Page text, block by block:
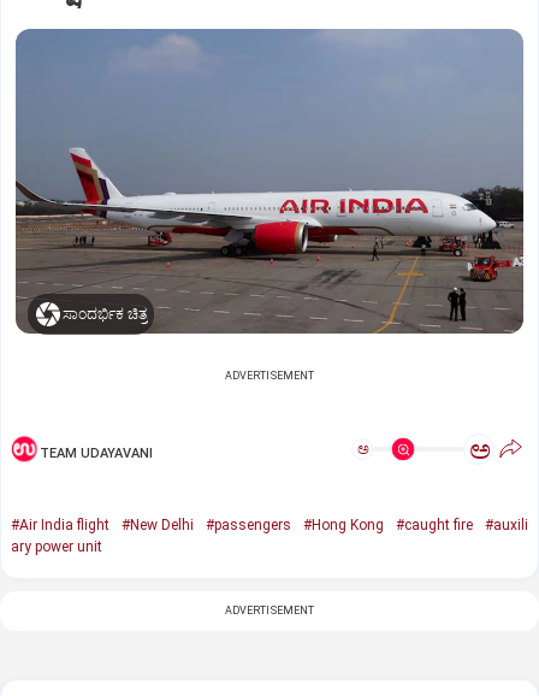
ಸಾಂದರ್ಭಿಕ ಚಿತ್ರ
ADVERTISEMENT
TEAM UDAYAVANI ಅ ಅ
#Air India flight #New Delhi #passengers #Hong Kong #caught fire
#auxili
ary power unit
ADVERTISEMENT